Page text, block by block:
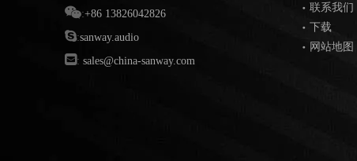
:+86 13826042826
:sanway.audio
: sales@china-sanway.com
联系我们
下载
网站地图